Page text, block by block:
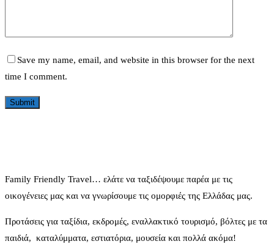
Save my name, email, and website in this browser for the next
time I comment.
Family Friendly Travel… ελάτε να ταξιδέψουμε παρέα με τις
οικογένειες μας και να γνωρίσουμε τις ομορφιές της Ελλάδας μας.
Προτάσεις για ταξίδια, εκδρομές, εναλλακτικό τουρισμό, βόλτες με τα
παιδιά, καταλύμματα, εστιατόρια, μουσεία και πολλά ακόμα!